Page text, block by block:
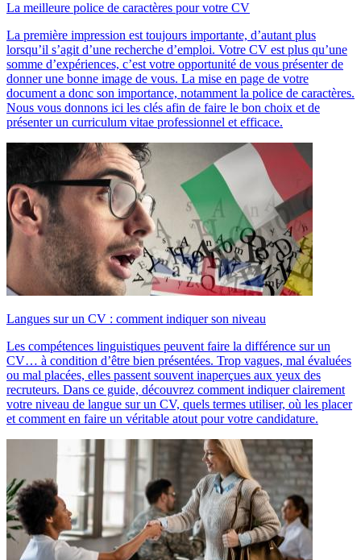
La meilleure police de caractères pour votre CV
La première impression est toujours importante, d’autant plus
lorsqu’il s’agit d’une recherche d’emploi. Votre CV est plus qu’une
somme d’expériences, c’est votre opportunité de vous présenter de
donner une bonne image de vous. La mise en page de votre
document a donc son importance, notamment la police de caractères.
Nous vous donnons ici les clés afin de faire le bon choix et de
présenter un curriculum vitae professionnel et efficace.
Langues sur un CV : comment indiquer son niveau
Les compétences linguistiques peuvent faire la différence sur un
CV… à condition d’être bien présentées. Trop vagues, mal évaluées
ou mal placées, elles passent souvent inaperçues aux yeux des
recruteurs. Dans ce guide, découvrez comment indiquer clairement
votre niveau de langue sur un CV, quels termes utiliser, où les placer
et comment en faire un véritable atout pour votre candidature.